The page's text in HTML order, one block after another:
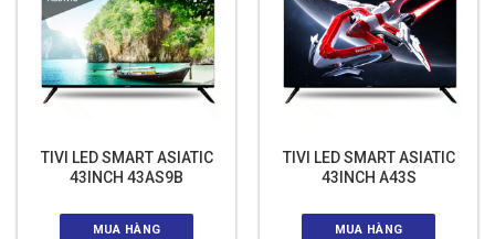
TIVI LED SMART ASIATIC
43INCH 43AS9B
MUA HÀNG
TIVI LED SMART ASIATIC
43INCH A43S
MUA HÀNG